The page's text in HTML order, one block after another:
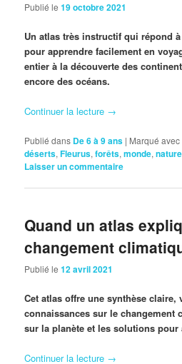
Publié le19 octobre 2021
Un atlas très instructif qui répond
pour apprendre facilement en
entier à la découverte des
encore des océans.
Continuer la lecture →
Publié dans De 6 à 9 ans | Marqué avec
déserts,Fleurus,forêts,monde,nature
Laisser un commentaire
Quand un atlas
changement
Publié le12 avril 2021
Cet atlas offre une synthèse claire,
connaissances sur le changement
sur la planète et les solutions pour
Continuer la lecture →